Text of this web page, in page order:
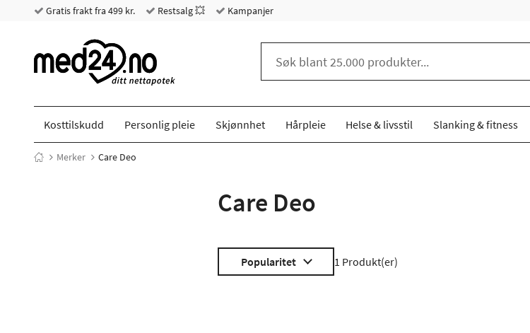
Gratis frakt fra 499 kr. Restsalg 💥 Kampanjer
Kosttilskudd Personlig pleie Skjønnhet Hårpleie Helse & livsstil Slanking & fitness
Merker Care Deo
Care Deo
Popularitet 1 Produkt(er)